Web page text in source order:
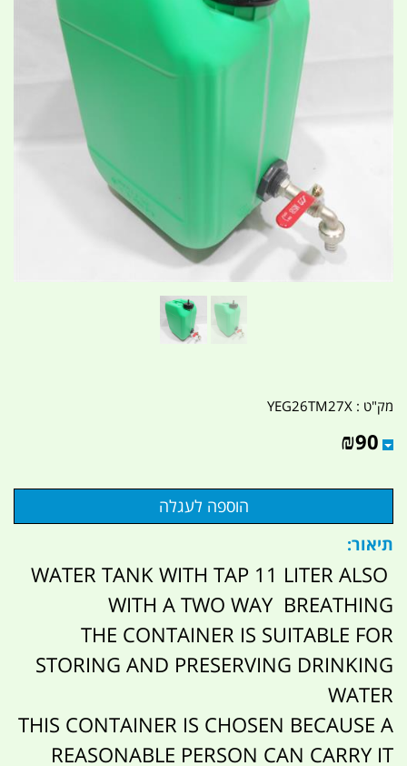
מק"ט : YEG26TM27X
₪90
תיאור:
WATER TANK WITH TAP 11 LITER ALSO
WITH A TWO WAY BREATHING
THE CONTAINER IS SUITABLE FOR
STORING AND PRESERVING DRINKING
WATER
THIS CONTAINER IS CHOSEN BECAUSE A
REASONABLE PERSON CAN CARRY IT